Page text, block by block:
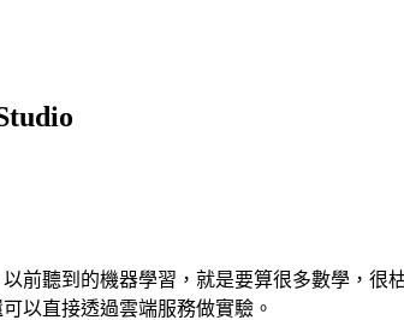
前聽到的機器學習，就是要算很多數學，
以直接透過雲端服務做實驗。